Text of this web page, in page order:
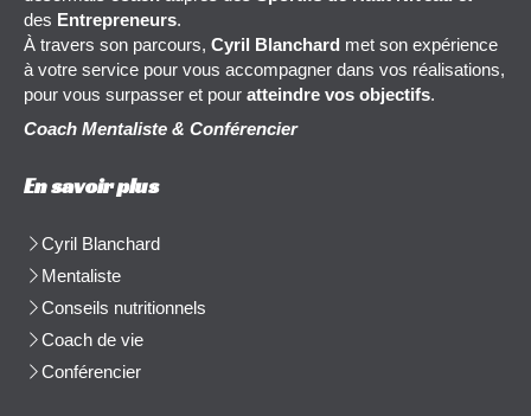
des Entrepreneurs.
À travers son parcours, Cyril Blanchard met son expérience
à votre service pour vous accompagner dans vos réalisations,
pour vous surpasser et pour atteindre vos objectifs.
Coach Mentaliste & Conférencier
En savoir plus
Cyril Blanchard
Mentaliste
Conseils nutritionnels
Coach de vie
Conférencier